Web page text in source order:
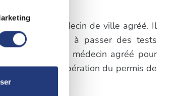
près
un médecin de ville agréé. Il
consistera à passer des tests
vous avec un médecin agréé pour
de récupération du permis de